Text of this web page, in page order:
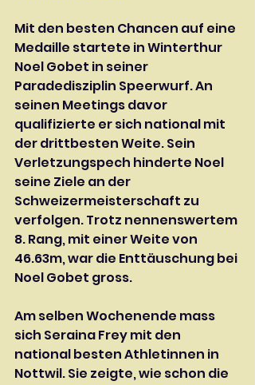
Mit den besten Chancen auf eine
Medaille startete in Winterthur
Noel Gobet in seiner
Paradedisziplin Speerwurf. An
seinen Meetings davor
qualifizierte er sich national mit
der drittbesten Weite. Sein
Verletzungspech hinderte Noel
seine Ziele an der
Schweizermeisterschaft zu
verfolgen. Trotz nennenswertem
8. Rang, mit einer Weite von
46.63m, war die Enttäuschung bei
Noel Gobet gross.
Am selben Wochenende mass
sich Seraina Frey mit den
national besten Athletinnen in
Nottwil. Sie zeigte, wie schon die